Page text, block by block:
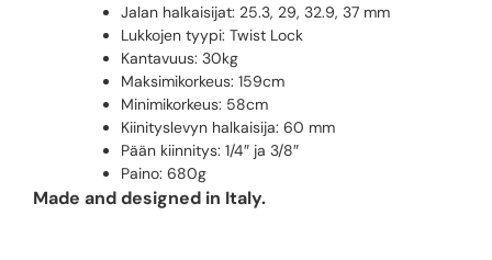
Jalan halkaisijat: 25.3, 29, 32.9, 37 mm
Lukkojen tyypi: Twist Lock
Kantavuus: 30kg
Maksimikorkeus: 159cm
Minimikorkeus: 58cm
Kiinityslevyn halkaisija: 60 mm
Pään kiinnitys: 1/4″ ja 3/8″
Paino: 680g
Made and designed in Italy.